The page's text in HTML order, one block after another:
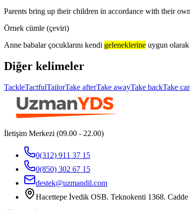
Parents bring up their children in accordance with their own
Örnek cümle (çeviri)
Anne babalar çocuklarını kendi geleneklerine uygun
Diğer kelimeler
TackleTactfulTailorTake afterTake awayTake backTake
İletişim Merkezi (09.00 - 22.00)
0(312) 911 37 15
0(850) 302 67 15
destek@uzmandil.com
Hacettepe İvedik OSB. Teknokenti 1368.